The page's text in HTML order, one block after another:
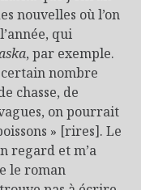
nouvelles où l’on
qui
, par exemple.
nombre
chasse, de
on pourrait
» [rires]. Le
regard et m’a
le roman